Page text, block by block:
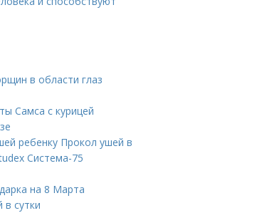
в области глаз
Самса с курицей
ребенку Прокол ушей в
Система-75
на 8 Марта
сутки